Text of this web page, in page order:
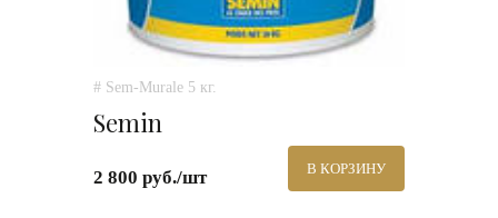
# Sem-Murale 5 кг.
Semin
2 800 руб./шт В КОРЗИНУ